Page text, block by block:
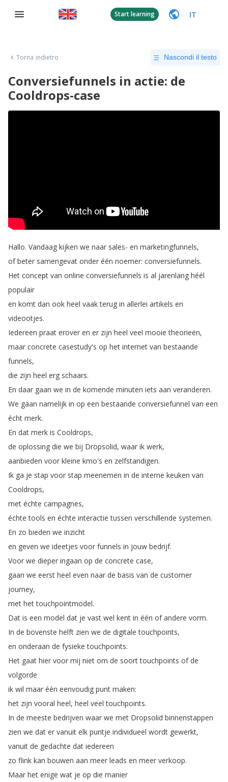
Start learning IT
Torna indietro Nascondi il testo
Conversiefunnels in actie: de
Cooldrops-case
Hallo. Vandaag kijken we naar sales- en marketingfunnels,
of beter samengevat onder één noemer: conversiefunnels.
Het concept van online conversiefunnels is al jarenlang héél
populair
en komt dan ook heel vaak terug in allerlei artikels en
videootjes.
Iedereen praat erover en er zijn heel veel mooie theorieën,
maar concrete casestudy's op het internet van bestaande
funnels,
die zijn heel erg schaars.
En daar gaan we in de komende minuten iets aan veranderen.
We gaan namelijk in op een bestaande conversiefunnel van een
écht merk.
En dat merk is Cooldrops,
de oplossing die we bij Dropsolid, waar ik werk,
aanbieden voor kleine kmo's en zelfstandigen.
Ik ga je stap voor stap meenemen in de interne keuken van
Cooldrops,
met échte campagnes,
échte tools en échte interactie tussen verschillende systemen.
En zo bieden we inzicht
en geven we ideetjes voor funnels in jouw bedrijf.
Voor we dieper ingaan op de concrete case,
gaan we eerst heel even naar de basis van de customer
journey,
met het touchpointmodel.
Dat is een model dat je vast wel kent in één of andere vorm.
In de bovenste helft zien we de digitale touchpoints,
en onderaan de fysieke touchpoints.
Het gaat hier voor mij niet om de soort touchpoints of de
volgorde
ik wil maar één eenvoudig punt maken:
het zijn vooral heel, heel veel touchpoints.
In de meeste bedrijven waar we met Dropsolid binnenstappen
zien we dat er vanuit elk puntje individueel wordt gewerkt,
vanuit de gedachte dat iedereen
zo flink kan bouwen aan meer leads en meer verkoop.
Maar het enige wat je op die manier